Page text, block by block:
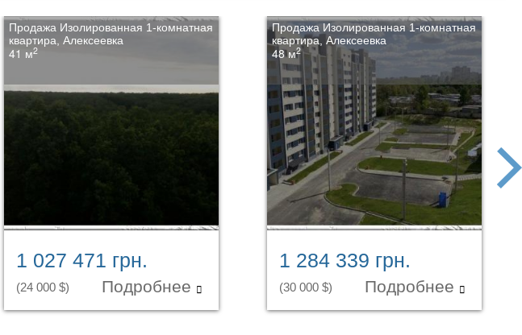
Продажа Изолированная 1-комнатная
квартира, Алексеевка
41 м2
1 027 471 грн.
(24 000 $) Подробнее
Продажа Изолированная 1-комнатная
квартира, Алексеевка
48 м2
1 284 339 грн.
(30 000 $) Подробнее
next